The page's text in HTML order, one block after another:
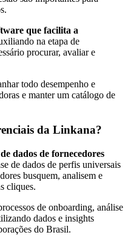
que facilita a
na etapa de
procurar, avaliar e
todo desempenho e
e manter um catálogo de
da Linkana?
dados de fornecedores
de dados de perfis universais
busquem, analisem e
cliques.
de onboarding, análise
dados e insights
do Brasil.